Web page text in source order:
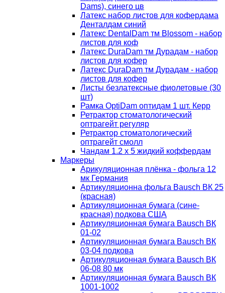
Dams), синего цв
Латекс набор листов для кофердама
Денталдам синий
Латекс DentalDam тм Blossom - набор
листов для коф
Латекс DuraDam тм Дурадам - набор
листов для кофер
Латекс DuraDam тм Дурадам - набор
листов для кофер
Листы безлатексные фиолетовые (30
шт)
Рамка OptiDam оптидам 1 шт. Керр
Ретрактор стоматологический
оптрагейт регуляр
Ретрактор стоматологический
оптрагейт смолл
Чандам 1.2 х 5 жидкий коффердам
Маркеры
Арикуляционная плёнка - фольга 12
мк Германия
Артикуляционна фольга Bausch ВК 25
(красная)
Артикуляционная бумага (сине-
красная) подкова США
Артикуляционная бумага Bausch ВК
01-02
Артикуляционная бумага Bausch ВК
03-04 подкова
Артикуляционная бумага Bausch ВК
06-08 80 мк
Артикуляционная бумага Bausch ВК
1001-1002